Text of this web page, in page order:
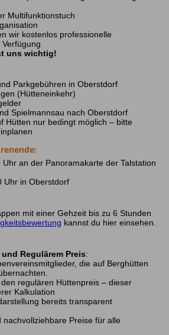
6,5 Std.
zum
Waltenberger Haus
und übernachten. Diese
Höhepunkten jeder alpinen
und ist besonders für trittsichere
Bergwanderer ein unvergessliches
aus alpinem Anspruch,
und hochalpiner Atmosphäre
einem wahren Klassiker unter
5 Std.
7 km
bleibt. Der Weg führt
die letzten faszinierenden
der Allgäuer Alpen, bevor wir
auf 1.844 Metern erreichen. Der
über einen gut markierten
nach Spielmannsau, wo unsere
bringt uns die Bergsteigerlinie
Oberstdorf.
7,5 Std.
13,5 km
Multifunktionstuch
wir kostenlos professionelle
uns wichtig!
Parkgebühren in Oberstdorf
(Hütteneinkehr)
Spielmannsau nach Oberstdorf
Hütten nur bedingt möglich – bitte
Uhr an der Panoramakarte der Talstation
Uhr in Oberstdorf
mit einer Gehzeit bis zu 6 Stunden
kannst du hier einsehen.
Regulärem Preis:
die auf Berghütten
regulären Hüttenpreis – dieser
Kalkulation
bereits transparent
nachvollziehbare Preise für alle